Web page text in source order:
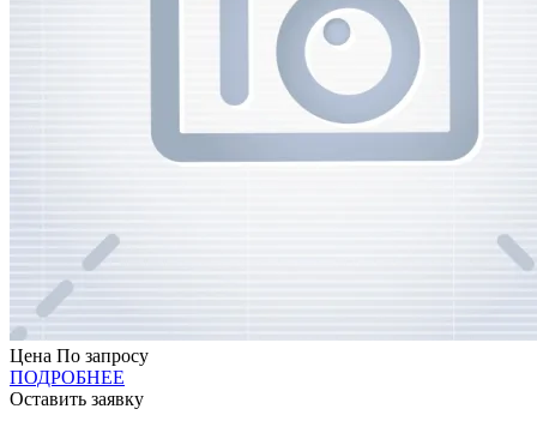
Цена По запросу
ПОДРОБНЕЕ
Оставить заявку